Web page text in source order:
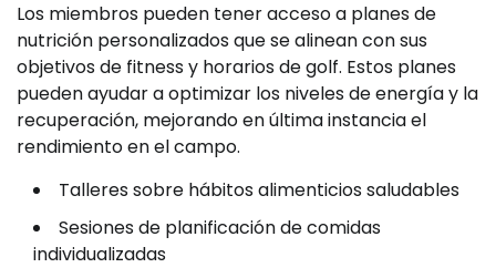
Los miembros pueden tener acceso a planes de
nutrición personalizados que se alinean con sus
objetivos de fitness y horarios de golf. Estos planes
pueden ayudar a optimizar los niveles de energía y la
recuperación, mejorando en última instancia el
rendimiento en el campo.
Talleres sobre hábitos alimenticios saludables
Sesiones de planificación de comidas
individualizadas